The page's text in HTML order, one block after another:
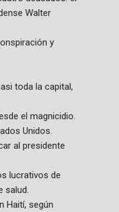
Walter
y
toda la capital,
el magnicidio.
Unidos.
al presidente
lucrativos de
salud.
Haití, según